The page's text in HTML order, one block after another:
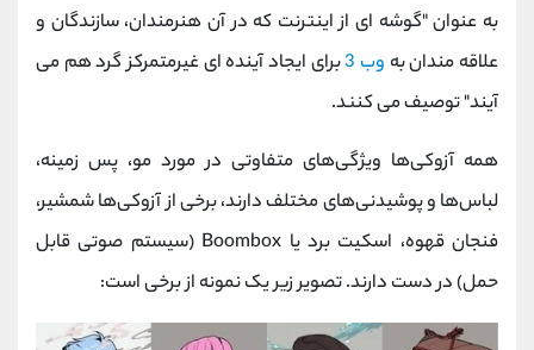
به عنوان "گوشه ای از اینترنت که در آن هنرمندان، سازندگان و
علاقه مندان به وب 3 برای ایجاد آینده ای غیرمتمرکز گرد هم می
آیند" توصیف می کنند.
همه آزوکی‌ها ویژگی‌های متفاوتی در مورد مو، پس ‌زمینه،
لباس‌ها و پوشیدنی‌های مختلف دارند، برخی از آزوکی‌ها شمشیر،
فنجان قهوه، اسکیت برد یا Boombox (سیستم صوتی قابل
حمل) در دست دارند. تصویر زیر یک نمونه از برخی است: